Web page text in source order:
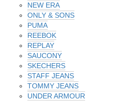
NEW ERA
ONLY & SONS
PUMA
REEBOK
REPLAY
SAUCONY
SKECHERS
STAFF JEANS
TOMMY JEANS
UNDER ARMOUR